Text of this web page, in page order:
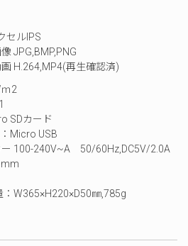
セルIPS
JPG,BMP,PNG
再生確認済)
2
SDカード
Micro USB
ー 100-240V~A 50/60Hz,DC5V/2.0A
W365×H220×D50㎜,785g